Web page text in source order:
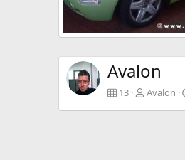
Le Foto dei Membri!
0
Avalon
13 Avalon